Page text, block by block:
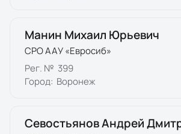
Манин Михаил Юрьевич
СРО ААУ «Евросиб»
Рег. № 399
Город: Воронеж
Севостьянов Андрей